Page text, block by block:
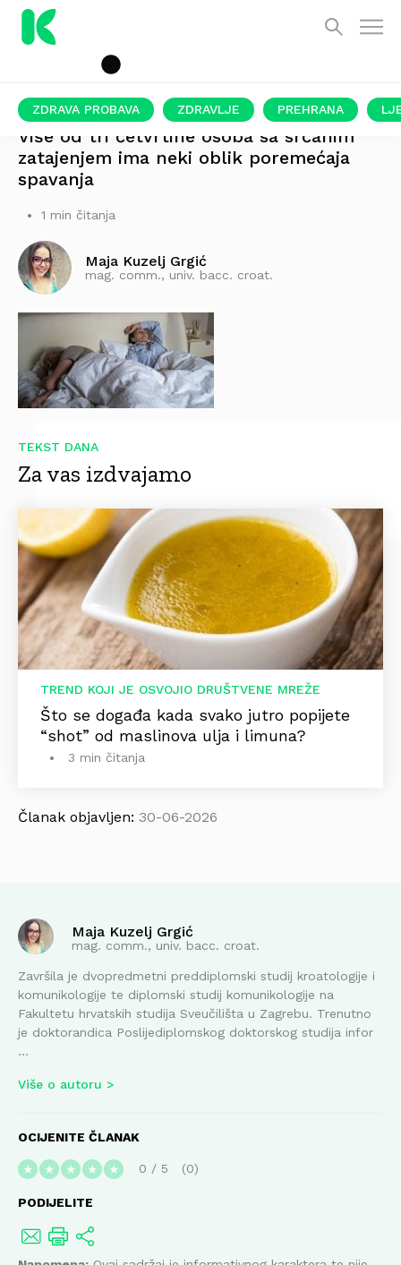
ZDRAVA PROBAVA ZDRAVLJE PREHRANA
Više od tri četvrtine osoba sa srčanim
zatajenjem ima neki oblik poremećaja
spavanja
1 min čitanja
Maja Kuzelj Grgić
mag. comm., univ. bacc. croat.
TEKST DANA
Za vas izdvajamo
TREND KOJI JE OSVOJIO DRUŠTVENE MREŽE
Što se događa kada svako jutro popijete
“shot” od maslinova ulja i limuna?
3 min čitanja
Članak objavljen: 30-06-2026
Maja Kuzelj Grgić
mag. comm., univ. bacc. croat.
Završila je dvopredmetni preddiplomski studij kroatologije i
komunikologije te diplomski studij komunikologije na
Fakultetu hrvatskih studija Sveučilišta u Zagrebu. Trenutno
je doktorandica Poslijediplomskog doktorskog studija infor
...
Više o autoru
OCIJENITE ČLANAK
★ ★ ★ ★ ★ 0 / 5 0
PODIJELITE